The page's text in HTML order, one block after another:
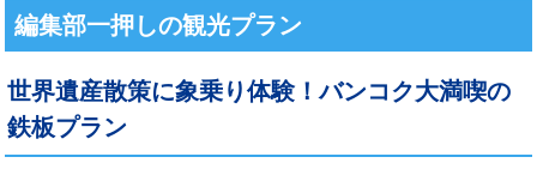
編集部一押しの観光プラン
世界遺産散策に象乗り体験！バンコク大満喫の
鉄板プラン